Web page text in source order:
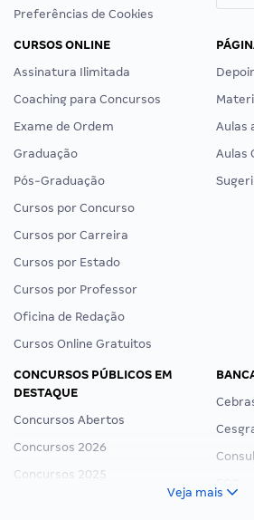
Preferências de Cookies
CURSOS ONLINE
Assinatura Ilimitada
Coaching para Concursos
Exame de Ordem
Graduação
Pós-Graduação
Cursos por Concurso
Cursos por Carreira
Cursos por Estado
Cursos por Professor
Oficina de Redação
Cursos Online Gratuitos
Aulas
Aulas
CONCURSOS PÚBLICOS EM
DESTAQUE
Concursos Abertos
Concursos 2026
Concursos 2025
Veja mais